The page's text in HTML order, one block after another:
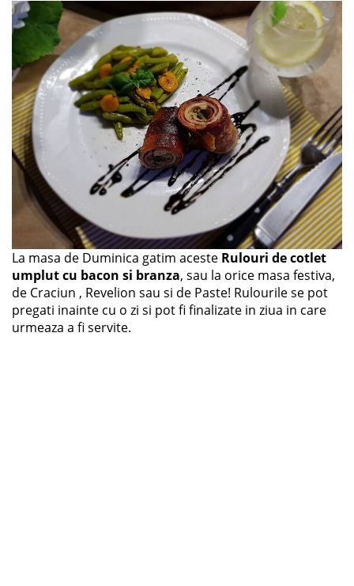
La masa de Duminica gatim aceste Rulouri de cotlet
umplut cu bacon si branza, sau la orice masa festiva,
de Craciun , Revelion sau si de Paste! Rulourile se pot
pregati inainte cu o zi si pot fi finalizate in ziua in care
urmeaza a fi servite.